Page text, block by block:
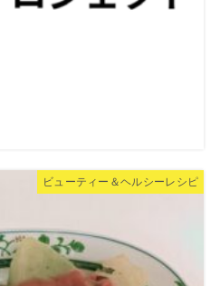
ビューティー＆ヘルシーレシピ